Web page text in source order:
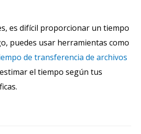
es difícil proporcionar un tiempo
puedes usar herramientas como
de transferencia de archivos
el tiempo según tus